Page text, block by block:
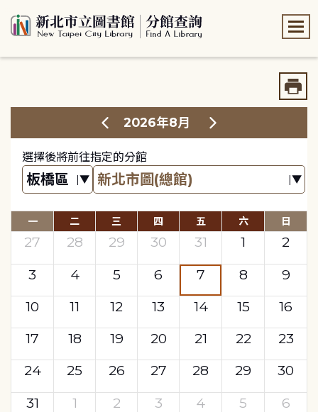
2026年8月
選擇後將前往指定的分館
一 二 三 四 五 六 日
27 28 29 30 31 1
2
3
4 5 6 7 8
9
10
11 12 13 14 15
16
17
18 19 20 21 22
23
24
25 26 27 28 29
30
31
1 2 3 4 5 6